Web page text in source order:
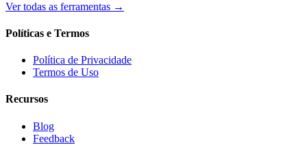
Ver todas as ferramentas →
Políticas e Termos
Política de Privacidade
Termos de Uso
Recursos
Blog
Feedback